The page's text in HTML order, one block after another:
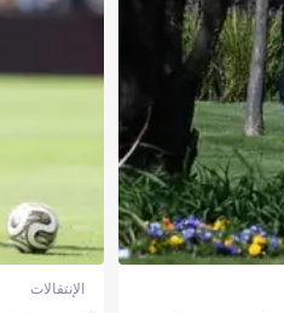
الإنتقالات